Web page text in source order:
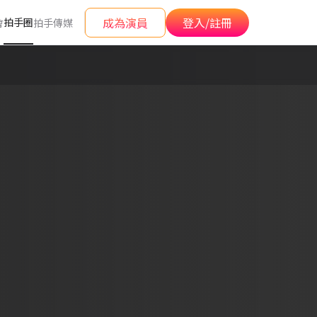
拍手圈拍手傳媒 成為演員 登入/註冊